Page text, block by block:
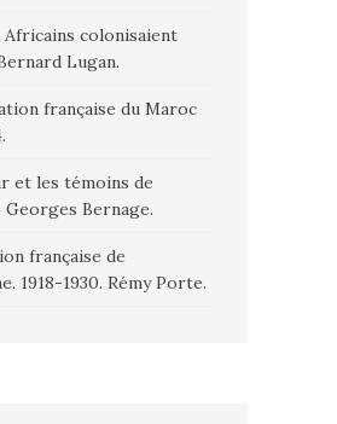
Africains colonisaient
Lugan.
française du Maroc
et les témoins de
Georges Bernage.
française de
1918-1930. Rémy Porte.